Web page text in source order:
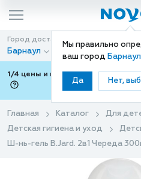
Мы правильно
ваш город Барнаул
Да Нет,
Город доставки
Барнаул
1/4 цены и покупки ваши с Подели
Главная Каталог
Для
Детская гигиена и уход
Ш-нь-гель B.Jard. 2в1 Череда